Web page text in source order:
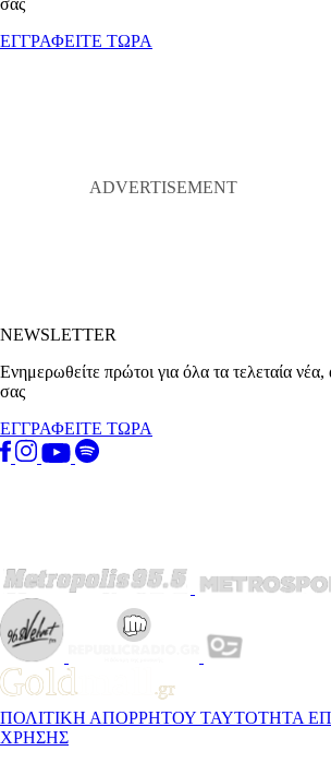
ΕΓΓΡΑΦΕΙΤΕ ΤΩΡΑ
NEWSLETTER
Ενημερωθείτε πρώτοι για όλα τα τελεταία
σας
ΕΓΓΡΑΦΕΙΤΕ ΤΩΡΑ
ΠΟΛΙΤΙΚΗ ΑΠΟΡΡΗΤΟΥ ΤΑΥΤΟΤΗΤΑ
ΧΡΗΣΗΣ